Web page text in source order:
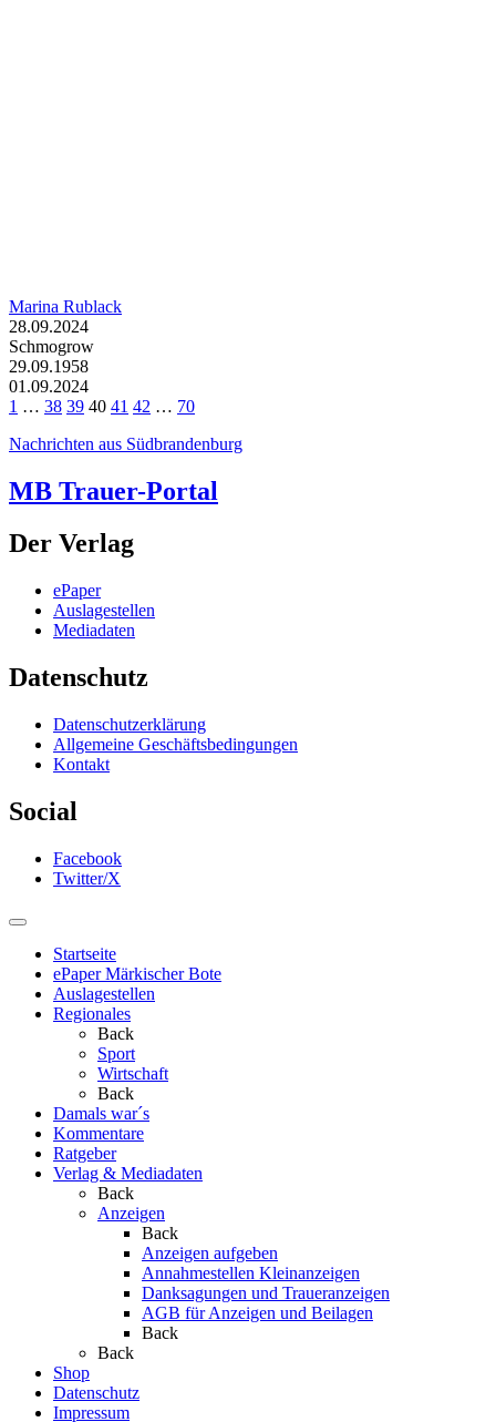
Marina Rublack
28.09.2024
Schmogrow
29.09.1958
01.09.2024
1 … 38 39 40 41 42 … 70
Nachrichten aus Südbrandenburg
MB Trauer-Portal
Der Verlag
ePaper
Auslagestellen
Mediadaten
Datenschutz
Datenschutzerklärung
Allgemeine Geschäftsbedingungen
Kontakt
Social
Facebook
Twitter/X
Startseite
ePaper Märkischer Bote
Auslagestellen
Regionales
Back
Sport
Wirtschaft
Back
Damals war´s
Kommentare
Ratgeber
Verlag & Mediadaten
Back
Anzeigen
Back
Anzeigen aufgeben
Annahmestellen Kleinanzeigen
Danksagungen und Traueranzeigen
AGB für Anzeigen und Beilagen
Back
Back
Shop
Datenschutz
Impressum